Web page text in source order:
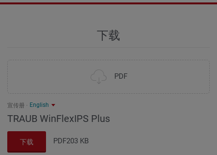
下载
PDF
宣传册 English
TRAUB WinFlexIPS Plus
下载 PDF203 KB